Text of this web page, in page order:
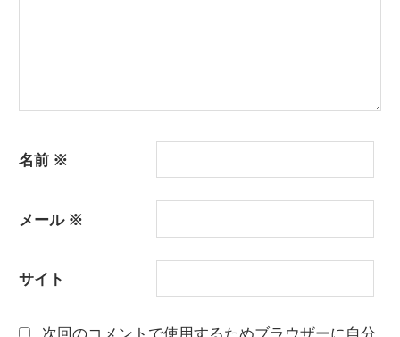
名前 ※
メール ※
サイト
次回のコメントで使用するためブラウザーに自分